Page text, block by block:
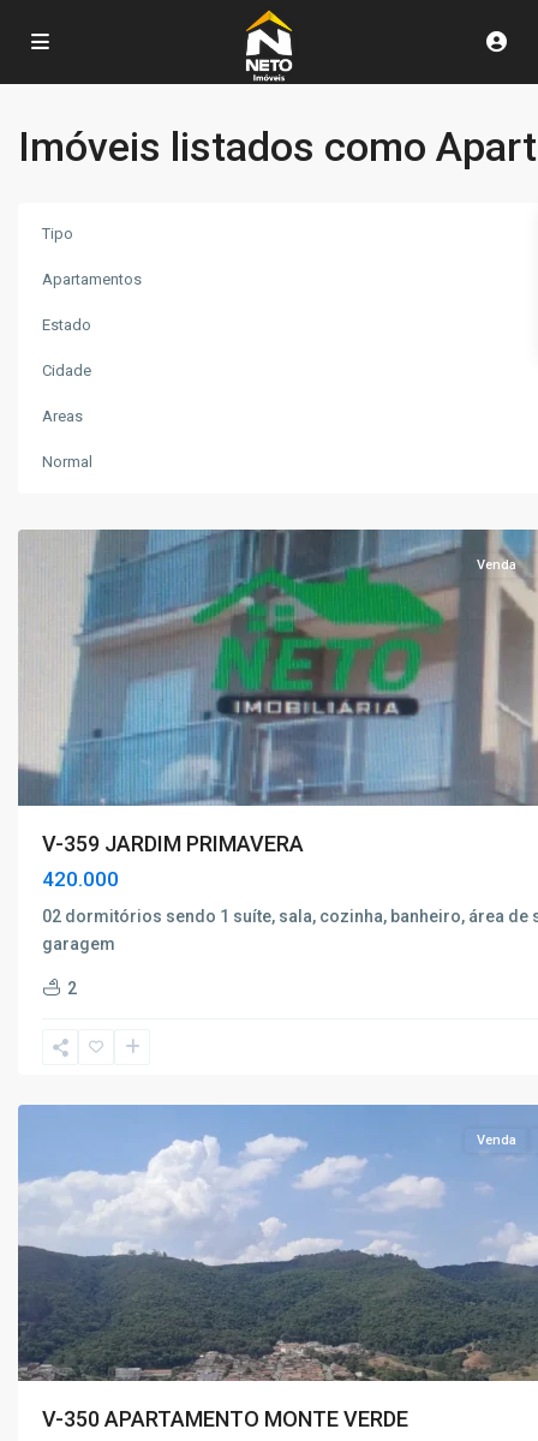
Imóveis listados como
Tipo
Apartamentos
Estado
Cidade
Areas
Normal
Primavera
Venda
V-359 JARDIM PRIMAVERA
420.000
02 dormitórios sendo 1 suíte, sala, cozinha, banheiro, área de
garagem
2
Verde
de
Venda
V-350 APARTAMENTO MONTE VERDE